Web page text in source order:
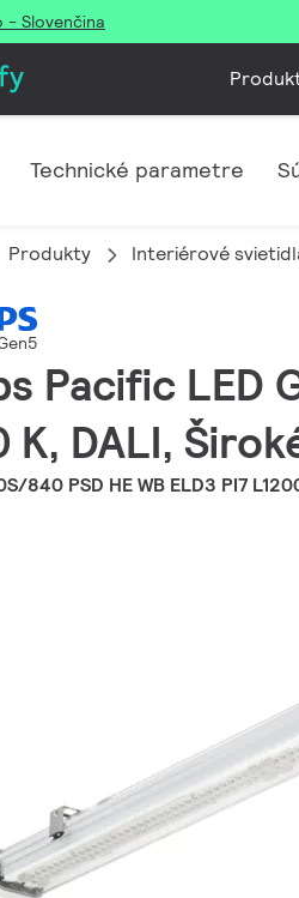
- Slovenčina
Technické parametre
Produkty Interiérové
Pacific LED
K, DALI,
840 PSD HE WB ELD3 PI7